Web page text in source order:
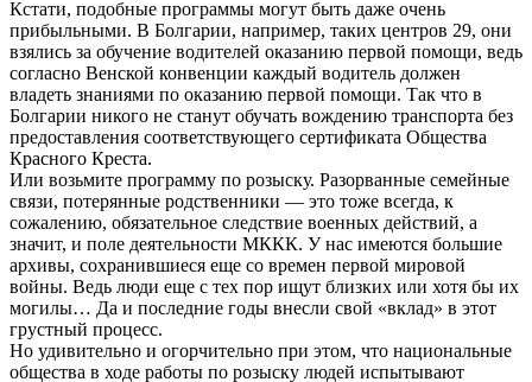
Кстати, подобные программы могут быть даже очень
прибыльными. В Болгарии, например, таких центров 29, они
взялись за обучение водителей оказанию первой помощи, ведь
согласно Венской конвенции каждый водитель должен
владеть знаниями по оказанию первой помощи. Так что в
Болгарии никого не станут обучать вождению транспорта без
предоставления соответствующего сертификата Общества
Красного Креста.
Или возьмите программу по розыску. Разорванные семейные
связи, потерянные родственники — это тоже всегда, к
сожалению, обязательное следствие военных действий, а
значит, и поле деятельности МККК. У нас имеются большие
архивы, сохранившиеся еще со времен первой мировой
войны. Ведь люди еще с тех пор ищут близких или хотя бы их
могилы… Да и последние годы внесли свой «вклад» в этот
грустный процесс.
Но удивительно и огорчительно при этом, что национальные
общества в ходе работы по розыску людей испытывают